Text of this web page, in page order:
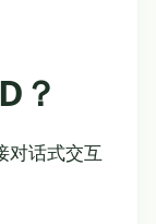
？
对话式交互